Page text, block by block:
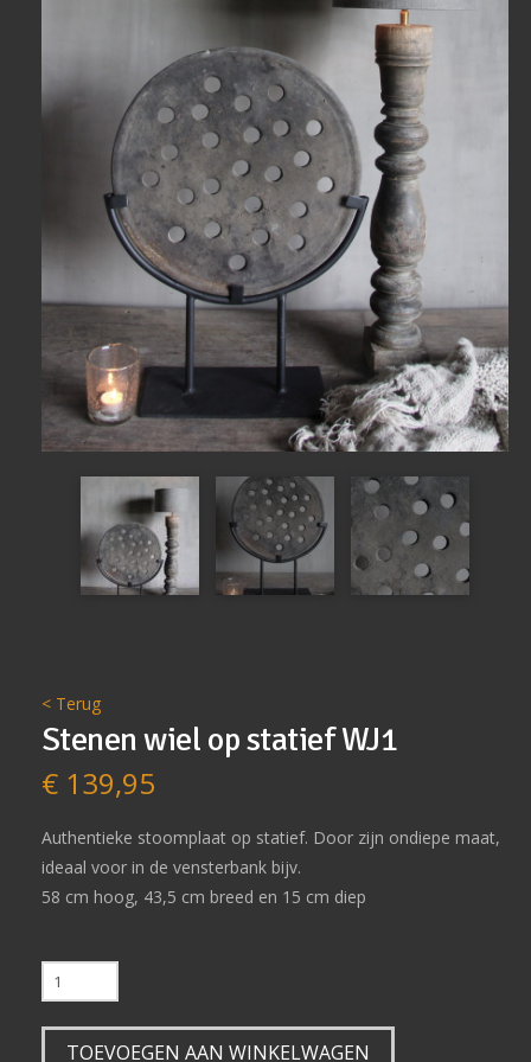
< Terug
Stenen wiel op statief WJ1
€139,95
Authentieke stoomplaat op statief. Door zijn ondiepe maat,
ideaal voor in de vensterbank bijv.
58 cm hoog, 43,5 cm breed en 15 cm diep
Stenen
wiel
op
TOEVOEGEN AAN WINKELWAGEN